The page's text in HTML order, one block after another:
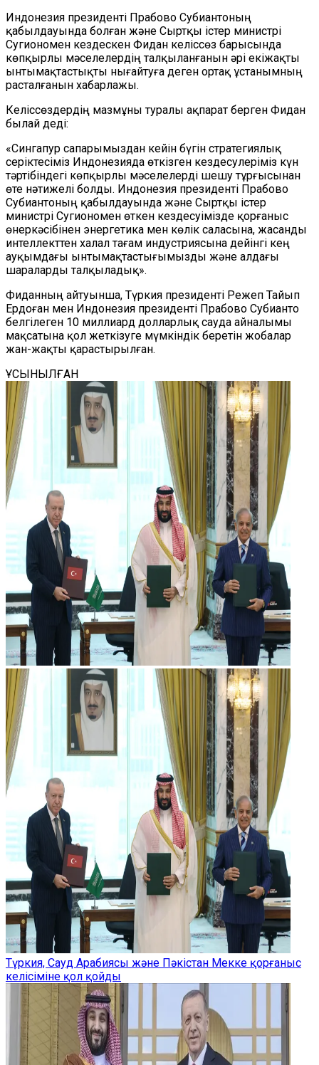
Индонезия президенті Прабово Субиантоның
қабылдауында болған және Сыртқы істер министрі
Сугиономен кездескен Фидан келіссөз барысында
көпқырлы мәселелердің талқыланғанын әрі екіжақты
ынтымақтастықты нығайтуға деген ортақ ұстанымның
расталғанын хабарлажы.
Келіссөздердің мазмұны туралы ақпарат берген Фидан
былай деді:
«Сингапур сапарымыздан кейін бүгін стратегиялық
серіктесіміз Индонезияда өткізген кездесулеріміз күн
тәртібіндегі көпқырлы мәселелерді шешу тұрғысынан
өте нәтижелі болды. Индонезия президенті Прабово
Субиантоның қабылдауында және Сыртқы істер
министрі Сугиономен өткен кездесуімізде қорғаныс
өнеркәсібінен энергетика мен көлік саласына, жасанды
интеллекттен халал тағам индустриясына дейінгі кең
ауқымдағы ынтымақтастығымызды және алдағы
шараларды талқыладық».
Фиданның айтуынша, Түркия президенті Режеп Тайып
Ердоған мен Индонезия президенті Прабово Субианто
белгілеген 10 миллиард долларлық сауда айналымы
мақсатына қол жеткізуге мүмкіндік беретін жобалар
жан-жақты қарастырылған.
ҰСЫНЫЛҒАН
Түркия, Сауд Арабиясы және Пәкістан Мекке қорғаныс
келісіміне қол қойды